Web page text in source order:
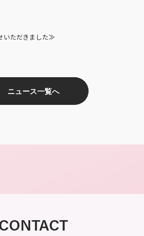
いただきました≫
ニュース一覧へ